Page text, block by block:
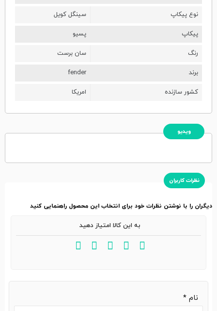
نوع پیکاپ سینگل کویل
پیکاپ پسیو
رنگ سان برست
برند fender
کشور سازنده امریکا
ویدیو
نظرات کاربران
دیگران را با نوشتن نظرات خود برای انتخاب این محصول راهنمایی کنید
نام *
به این کالا امتیاز دهید